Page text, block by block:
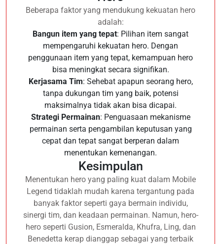
Beberapa faktor yang mendukung kekuatan hero
adalah:
Bangun item yang tepat: Pilihan item sangat
mempengaruhi kekuatan hero. Dengan
penggunaan item yang tepat, kemampuan hero
bisa meningkat secara signifikan.
Kerjasama Tim: Sehebat apapun seorang hero,
tanpa dukungan tim yang baik, potensi
maksimalnya tidak akan bisa dicapai.
Strategi Permainan: Penguasaan mekanisme
permainan serta pengambilan keputusan yang
cepat dan tepat sangat berperan dalam
menentukan kemenangan.
Kesimpulan
Menentukan hero yang paling kuat dalam Mobile
Legend tidaklah mudah karena tergantung pada
banyak faktor seperti gaya bermain individu,
sinergi tim, dan keadaan permainan. Namun, hero-
hero seperti Gusion, Esmeralda, Khufra, Ling, dan
Benedetta kerap dianggap sebagai yang terbaik